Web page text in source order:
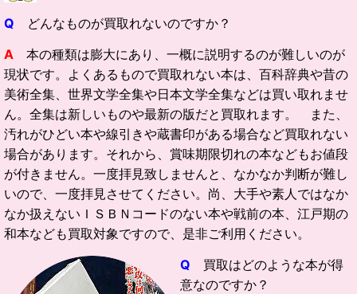
Q どんなものが買取れないのですか？
A
本の種類は膨大にあり、一概に説明するのが難しいのが
現状です。よくあるもので買取れない本は、百科辞典や昔の
美術全集、世界文学全集や日本文学全集などは買い取れませ
ん。全集は新しいものや最新の版だと買取れます。 また、
汚れがひどい本や線引きや蔵書印がある場合など買取れない
場合があります。それから、賞味期限切れの本などもお値段
が付きません。一度拝見致しませんと、なかなか判断が難し
いので、一度拝見させてください。尚、大手や素人ではなか
なか扱えないＩＳＢＮコードのない本や戦前の本、江戸期の
和本なども買取対象ですので、是非ご利用ください。
Q
買取はどのような本が得
意なのですか？